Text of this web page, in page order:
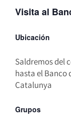
Visita al
Ubicación
Saldremos del
hasta el Banco
Catalunya
Grupos